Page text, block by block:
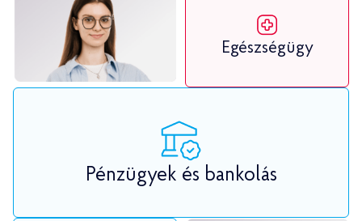
Egészségügy
Pénzügyek és bankolás